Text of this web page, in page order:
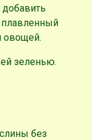
плавленный
овощей.
зеленью.
без